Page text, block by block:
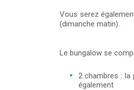
Vous serez
(dimanche matin).
Le bungalow se
2 chambres : la
également